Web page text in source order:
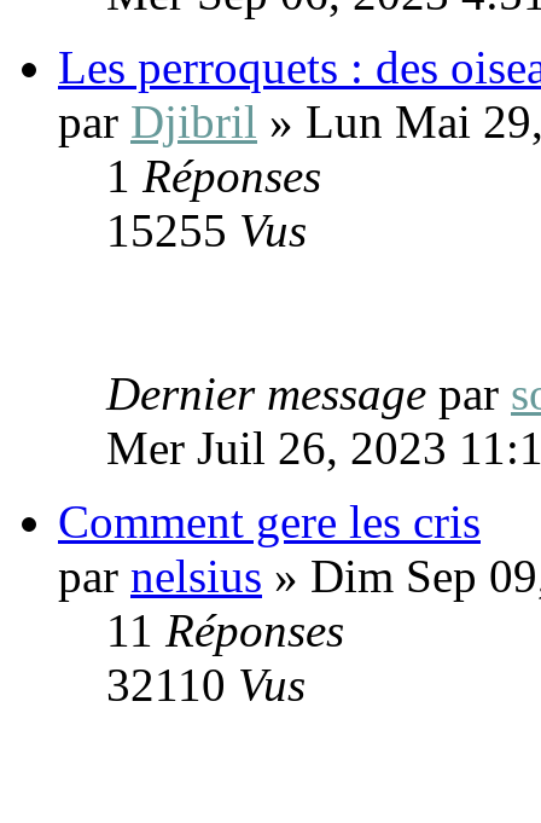
Les perroquets : des
par Djibril » Lun Mai
1 Réponses
15255 Vus
Dernier message par
Mer Juil 26, 2023
Comment gere les cris
par nelsius » Dim Sep
11 Réponses
32110 Vus